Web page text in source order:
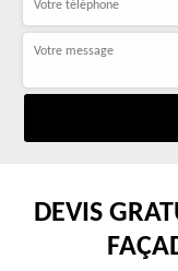
DEVIS